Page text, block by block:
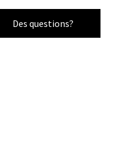
Des questions?